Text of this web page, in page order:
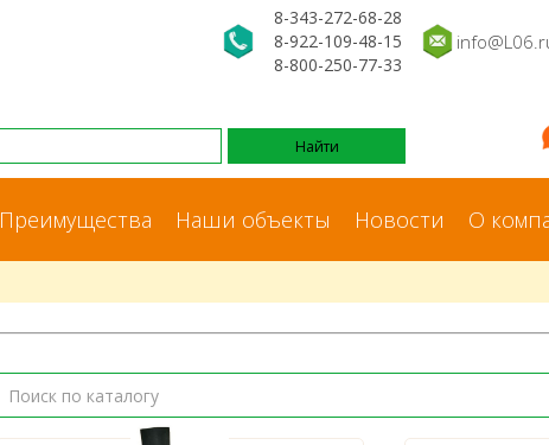
8-343-272-68-28
8-922-109-48-15
8-800-250-77-33
Преимущества Наши объекты Новости О